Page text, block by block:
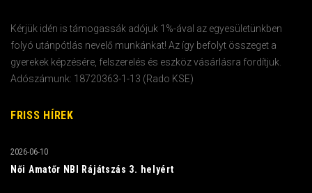
Kérjük idén is támogassák adójuk 1%-ával az egyesületünkben
folyó utánpótlás nevelő munkánkat! Az így befolyt összeget a
gyerekek képzésére, felszerelés és eszköz vásárlásra fordítjuk.
Adószámunk: 18720363-1-13 (Rado KSE)
FRISS HÍREK
Női Amatőr NBI Rájátszás 3. helyért
2026-06-10